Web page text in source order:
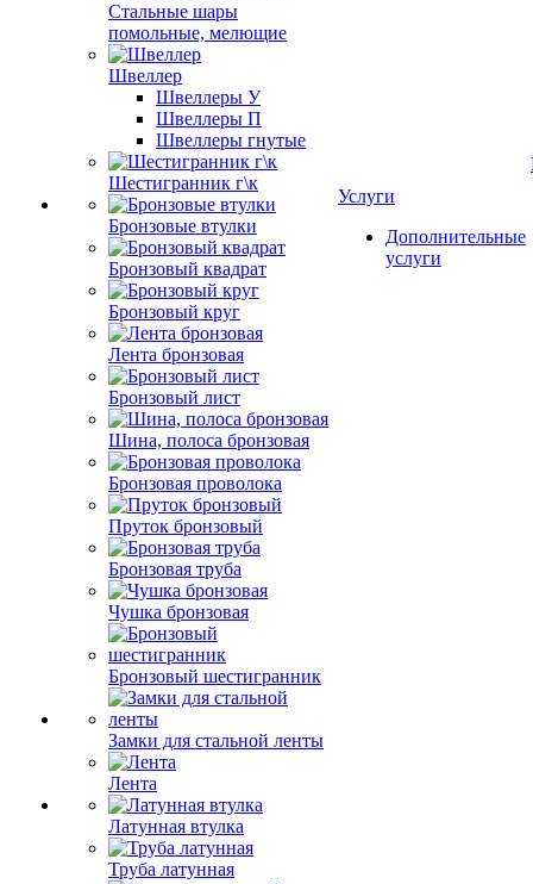
Стальные шары
помольные, мелющие
Швеллер
Швеллеры У
Швеллеры П
Швеллеры гнутые
Шестигранник г\к
Бронзовые втулки
Бронзовый квадрат
Бронзовый круг
Лента бронзовая
Бронзовый лист
Шина, полоса бронзовая
Бронзовая проволока
Пруток бронзовый
Бронзовая труба
Чушка бронзовая
Бронзовый шестигранник
Замки для стальной ленты
Лента
Латунная втулка
Труба латунная
Услуги
Дополнительные
услуги